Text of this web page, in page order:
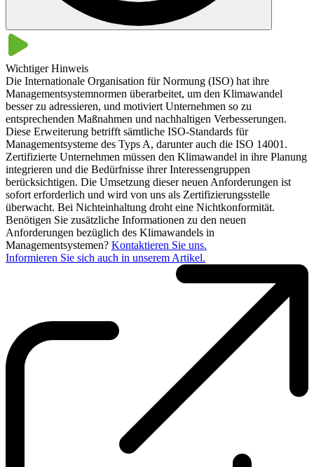
Ja, die Zertifizierung Ihres Systems zum Umweltmanagement ist mit
anderen Managementsystem-Normen vereinbar. So zum Beispiel
mit der Norm zum Qualitätsmanagement
DIN EN ISO 14001 jederzeit gut in Ihr bestehendes
Managementsystem integrierbar. Außerdem ergeben sich so
Möglichkeiten einer kombinierten Zertifizierung.
Wichtiger Hinweis
Die Internationale Organisation für Normung (ISO) hat ihre
Managementsystemnormen überarbeitet, um den Klimawandel
besser zu adressieren, und motiviert Unternehmen so zu
entsprechenden Maßnahmen und nachhaltigen Verbesserungen.
Diese Erweiterung betrifft sämtliche ISO-Standards für
Managementsysteme des Typs A, darunter auch die ISO 14001.
Zertifizierte Unternehmen müssen den Klimawandel in ihre Planung
integrieren und die Bedürfnisse ihrer Interessengruppen
berücksichtigen. Die Umsetzung dieser neuen Anforderungen ist
sofort erforderlich und wird von uns als Zertifizierungsstelle
überwacht. Bei Nichteinhaltung droht eine Nichtkonformität.
Benötigen Sie zusätzliche Informationen zu den neuen
Anforderungen bezüglich des Klimawandels in
Managementsystemen? Kontaktieren Sie uns​​.
Informieren Sie sich auch in unserem Artikel​​.